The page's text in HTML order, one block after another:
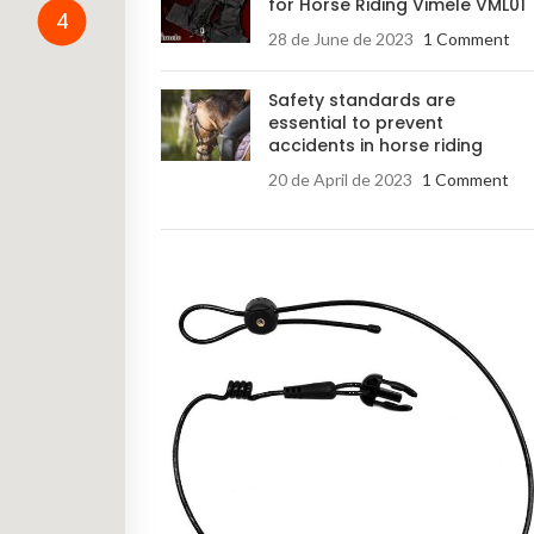
4
for Horse Riding Vimele VML01
28 de June de 2023 1 Comment
Safety standards are
essential to prevent
accidents in horse riding
20 de April de 2023 1 Comment